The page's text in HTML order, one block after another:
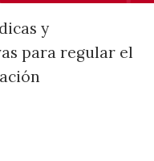
y
para regular el